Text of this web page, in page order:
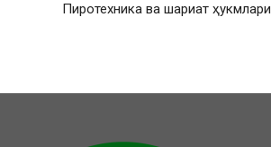
Пиротехника ва шариат ҳукмлари